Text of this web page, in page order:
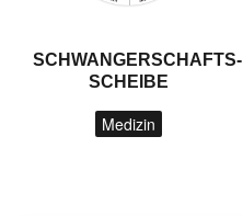
SCHWANGERSCHAFTS-
SCHEIBE
Medizin